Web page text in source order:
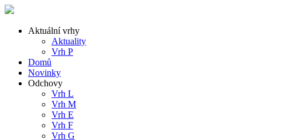
Aktuální vrhy
Aktuality
Vrh P
Domů
Novinky
Odchovy
Vrh L
Vrh M
Vrh E
Vrh F
Vrh G